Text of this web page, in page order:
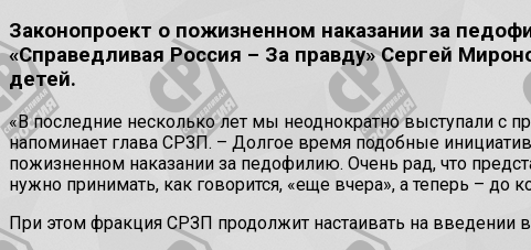
Законопроект о пожизненном наказании за
«Справедливая Россия – За правду» Сергей
детей.
«В последние несколько лет мы неоднократно выступали с
напоминает глава СРЗП. – Долгое время подобные
пожизненном наказании за педофилию. Очень рад, что
нужно принимать, как говорится, «еще вчера», а теперь – до
При этом фракция СРЗП продолжит настаивать на